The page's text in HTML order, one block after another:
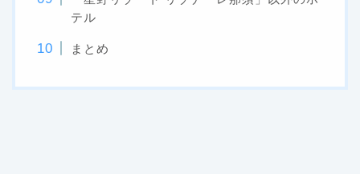
テル
まとめ